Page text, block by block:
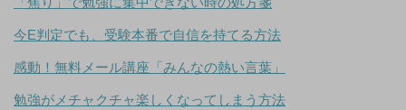
今E判定でも、受験本番で自信を持てる方法
感動！無料メール講座「みんなの熱い言葉」
勉強がメチャクチャ楽しくなってしまう方法